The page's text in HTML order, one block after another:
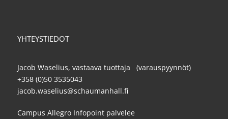
YHTEYSTIEDOT
Jacob Waselius, vastaava tuottaja (varauspyynnöt)
+358 (0)50 3535043
jacob.waselius@schaumanhall.fi
Campus Allegro Infopoint palvelee